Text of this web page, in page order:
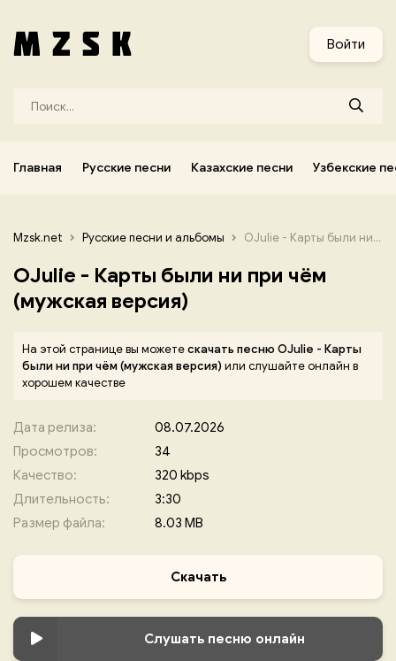
Войти
Главная Русские песни Казахские песни Узбекские
Mzsk.net Русские песни и альбомы OJulie - Карты были ни при чём (мужская версия)
OJulie - Карты были ни при чём
(мужская версия)
На этой странице вы можетескачать песню OJulie - Карты
были ни при чём (мужская версия)или слушайте онлайн в
хорошем качестве
Дата релиза:
08.07.2026
Просмотров:
34
Качество:
320 kbps
Длительность:
3:30
Размер файла:
8.03 MB
Скачать
Слушать песню онлайн
Узбекские песни Корейские песни